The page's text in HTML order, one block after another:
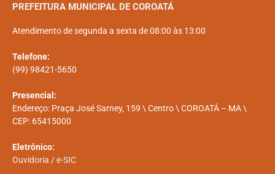
PREFEITURA MUNICIPAL DE COROATÁ
Atendimento de segunda a sexta de 08:00 às 13:00
Telefone:
(99) 98421-5650
Presencial:
Endereço: Praça José Sarney, 159 \ Centro \ COROATÁ – MA \
CEP: 65415000
Eletrônico:
Ouvidoria /e-SIC